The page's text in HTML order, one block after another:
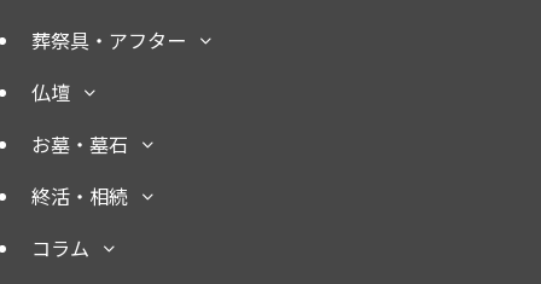
葬祭具・アフター
仏壇
お墓・墓石
終活・相続
コラム